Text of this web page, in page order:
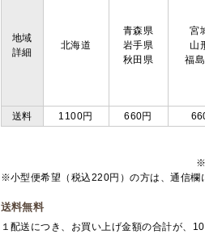
地域
詳細
北海道
青森県
岩手県
秋田県
宮
山
福
送料 1100円 660円
※
※小型便希望（税込220円）の方は、通信欄
送料無料
１配送につき、お買い上げ金額の合計が、